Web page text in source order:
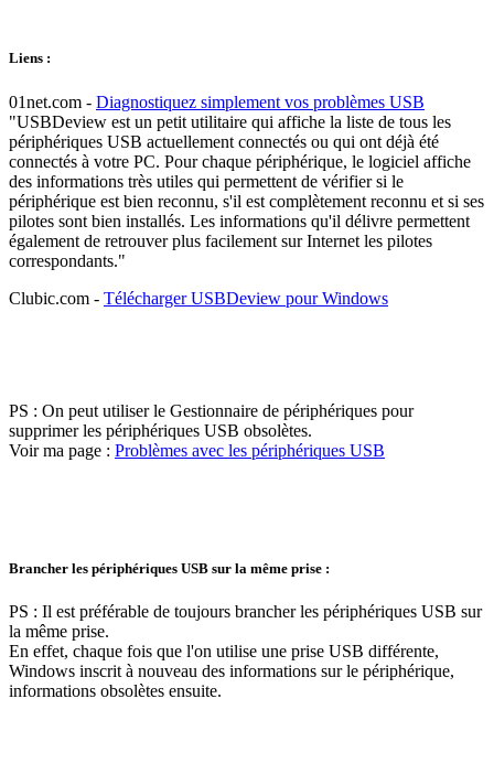
Liens :
01net.com - Diagnostiquez simplement vos problèmes USB
"USBDeview est un petit utilitaire qui affiche la liste de tous les
périphériques USB actuellement connectés ou qui ont déjà été
connectés à votre PC. Pour chaque périphérique, le logiciel affiche
des informations très utiles qui permettent de vérifier si le
périphérique est bien reconnu, s'il est complètement reconnu et si ses
pilotes sont bien installés. Les informations qu'il délivre permettent
également de retrouver plus facilement sur Internet les pilotes
correspondants."
Clubic.com - Télécharger USBDeview pour Windows
PS : On peut utiliser le Gestionnaire de périphériques pour
supprimer les périphériques USB obsolètes.
Voir ma page : Problèmes avec les périphériques USB
Brancher les périphériques USB sur la même prise :
PS : Il est préférable de toujours brancher les périphériques USB sur
la même prise.
En effet, chaque fois que l'on utilise une prise USB différente,
Windows inscrit à nouveau des informations sur le périphérique,
informations obsolètes ensuite.